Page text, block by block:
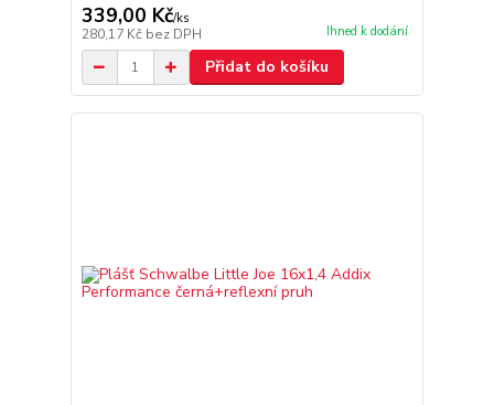
339,00 Kč/ks
280,17 Kč bez DPH Ihned k dodání
Přidat do košíku